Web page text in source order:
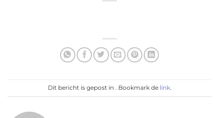
Dit bericht is gepost in . Bookmark de link.